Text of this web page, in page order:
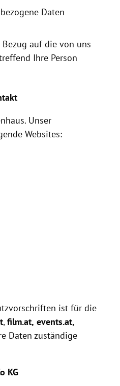
Daten
auf die von uns
Ihre Person
. Unser
Websites:
ist für die
, film.at, events.at,
Daten zuständige
KG